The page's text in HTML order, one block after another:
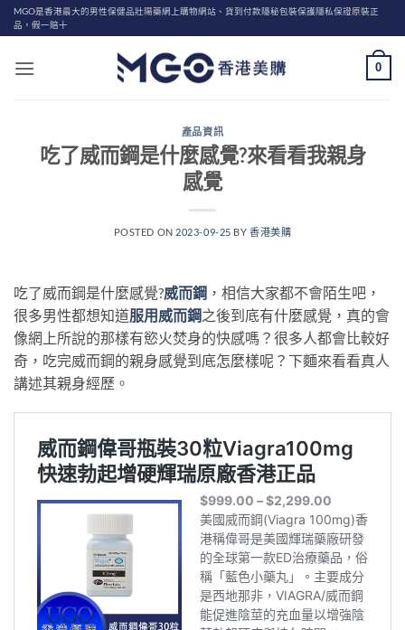
Skip
to
MGO是香港最大的男性保健品壯陽藥網上購物網站、貨到付款隱秘包裝保護隱私保證原裝正
品，假一賠十
0
產品資訊
吃了威而鋼是什麼感覺?來看看我親身
感覺
POSTED ON 2023-09-25 BY香港美購
吃了威而鋼是什麼感覺?威而鋼 ，相信大家都不會陌生吧，
很多男性都想知道服用威而鋼之後到底有什麼感覺，真的會
像網上所說的那樣有慾火焚身的快感嗎？很多人都會比較好
奇，吃完威而鋼的親身感覺到底怎麼樣呢？下麵來看看真人
講述其親身經歷。